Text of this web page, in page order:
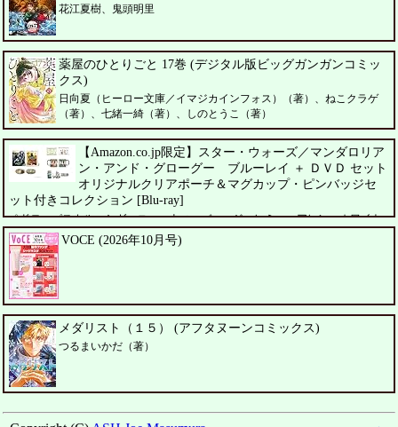
花江夏樹、鬼頭明里
薬屋のひとりごと 17巻 (デジタル版ビッグガンガンコミッ
クス)
日向夏（ヒーロー文庫／イマジカインフォス）（著）、ねこクラゲ
（著）、七緒一綺（著）、しのとうこ（著）
【Amazon.co.jp限定】スター・ウォーズ／マンダロリア
ン・アンド・グローグー ブルーレイ ＋ ＤＶＤ セット
オリジナルクリアポーチ＆マグカップ・ピンバッジセ
ット付きコレクション [Blu-ray]
ペドロ・パスカル、シガーニー・ウィーバー、ジェレミー・アレン・ホワイト
VOCE (2026年10月号)
メダリスト（１５） (アフタヌーンコミックス)
つるまいかだ（著）